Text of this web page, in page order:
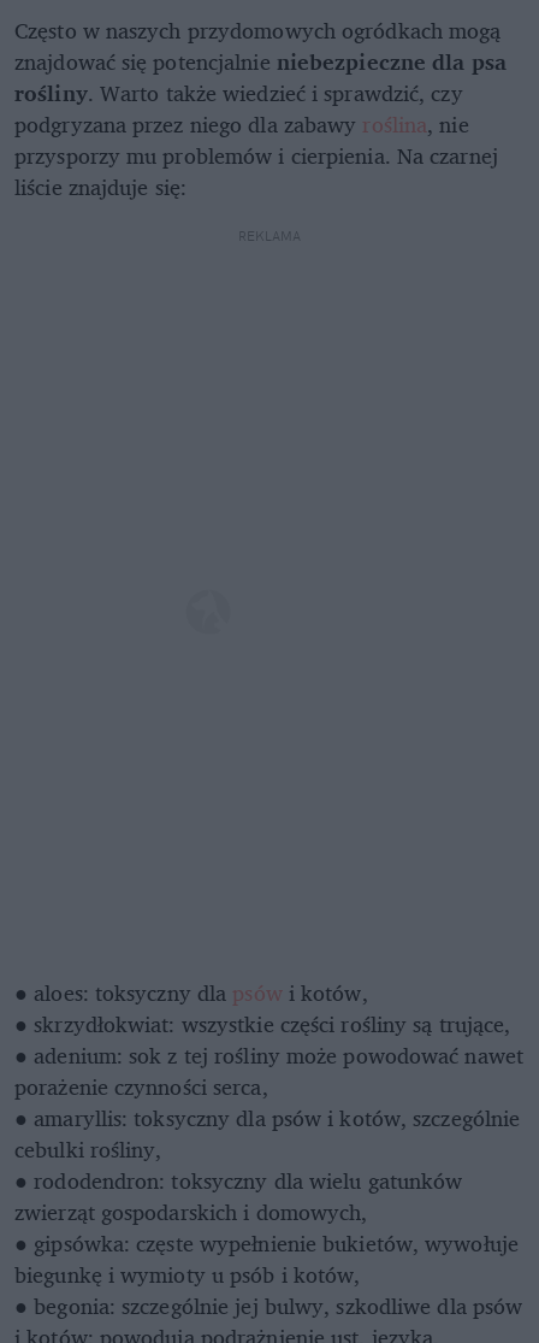
Często w naszych przydomowych ogródkach mogą
znajdować się potencjalnie niebezpieczne dla psa
rośliny. Warto także wiedzieć i sprawdzić, czy
podgryzana przez niego dla zabawy roślina, nie
przysporzy mu problemów i cierpienia. Na czarnej
liście znajduje się:
REKLAMA
● aloes: toksyczny dla psówi kotów,
● skrzydłokwiat: wszystkie części rośliny są trujące,
● adenium: sok z tej rośliny może powodować nawet
porażenie czynności serca,
● amaryllis: toksyczny dla psów i kotów, szczególnie
cebulki rośliny,
● rododendron: toksyczny dla wielu gatunków
zwierząt gospodarskich i domowych,
● gipsówka: częste wypełnienie bukietów, wywołuje
biegunkę i wymioty u psób i kotów,
● begonia: szczególnie jej bulwy, szkodliwe dla psów